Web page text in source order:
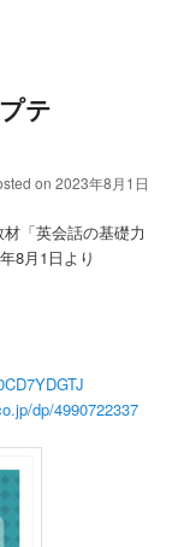
テ
on 2023年8月1日
「英会話の基礎力
8月1日より
dp/4990722337